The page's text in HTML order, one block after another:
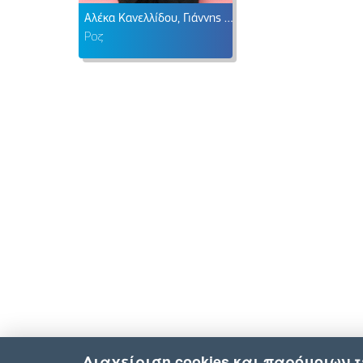
Αλέκα Κανελλίδου, Γιάννης Γιαννουσάκης
Ροζ